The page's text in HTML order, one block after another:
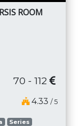
ROOM
70 - 112
4.33 / 5
Series